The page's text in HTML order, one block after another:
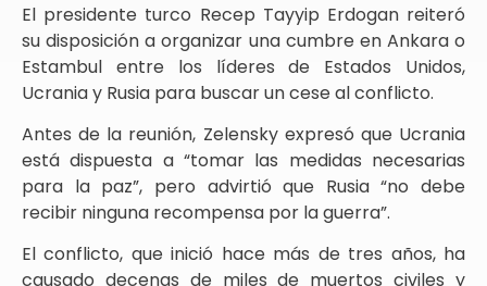
El presidente turco Recep Tayyip Erdogan reiteró
su disposición a organizar una cumbre en Ankara o
Estambul entre los líderes de Estados Unidos,
Ucrania y Rusia para buscar un cese al conflicto.
Antes de la reunión, Zelensky expresó que Ucrania
está dispuesta a “tomar las medidas necesarias
para la paz”, pero advirtió que Rusia “no debe
recibir ninguna recompensa por la guerra”.
El conflicto, que inició hace más de tres años, ha
causado decenas de miles de muertos civiles y